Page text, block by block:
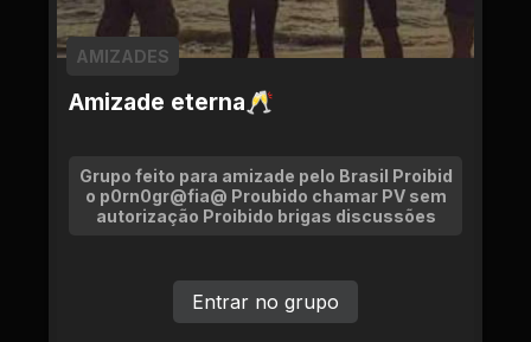
Amizade eterna🥂
AMIZADES
Grupo feito para amizade pelo Brasil Proibid
o p0rn0gr@fia@ Proubido chamar PV sem
autorização Proibido brigas discussões
Entrar no grupo